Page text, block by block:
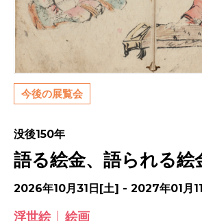
今後の展覧会
没後150年
語る絵金、語られる絵
2026年10月31日[土] - 2027年01月
浮世絵 絵画